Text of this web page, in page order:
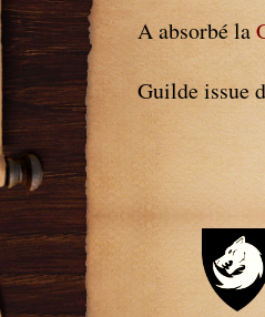
A absorbé la
Guilde issue